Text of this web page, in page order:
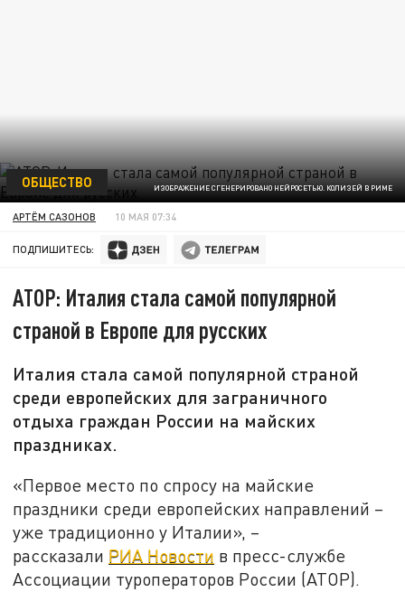
ИЗОБРАЖЕНИЕ СГЕНЕРИРОВАНО НЕЙРОСЕТЬЮ. КОЛИЗЕЙ В РИМЕ
ОБЩЕСТВО
АРТЁМ САЗОНОВ 10 МАЯ 07:34
ПОДПИШИТЕСЬ:
АТОР: Италия стала самой популярной
страной в Европе для русских
Италия стала самой популярной страной
среди европейских для заграничного
отдыха граждан России на майских
праздниках.
«Первое место по спросу на майские
праздники среди европейских направлений –
уже традиционно у Италии», –
рассказали РИА Новости в пресс-службе
Ассоциации туроператоров России (АТОР).